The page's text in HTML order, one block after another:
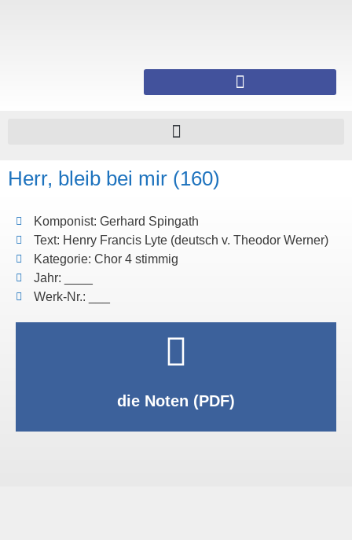
Herr, bleib bei mir (160)
Komponist: Gerhard Spingath
Text: Henry Francis Lyte (deutsch v. Theodor Werner)
Kategorie: Chor 4 stimmig
Jahr: ____
Werk-Nr.: ___
die Noten (PDF)